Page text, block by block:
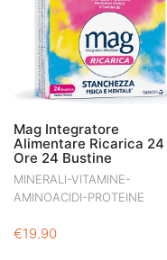
Mag Integratore
Alimentare Ricarica 24
Ore 24 Bustine
MINERALI-VITAMINE-
AMINOACIDI-PROTEINE
€19.90